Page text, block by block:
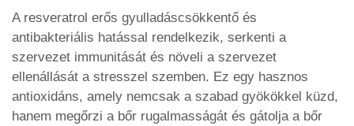
A resveratrol erős gyulladáscsökkentő és
antibakteriális hatással rendelkezik, serkenti a
szervezet immunitását és növeli a szervezet
ellenállását a stresszel szemben. Ez egy hasznos
antioxidáns, amely nemcsak a szabad gyökökkel küzd,
hanem megőrzi a bőr rugalmasságát és gátolja a bőr